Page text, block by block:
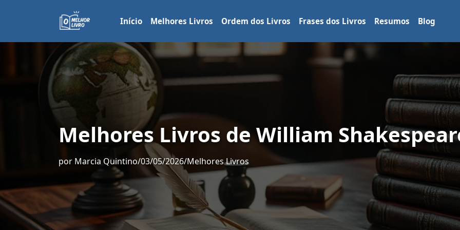
Início Melhores Livros Ordem dos Livros Frases dos Livros Resumos Blog
Melhores Livros de William
por Marcia Quintino/03/05/2026/Melhores Livros